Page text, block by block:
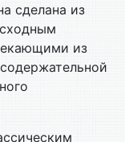
сделана из
из